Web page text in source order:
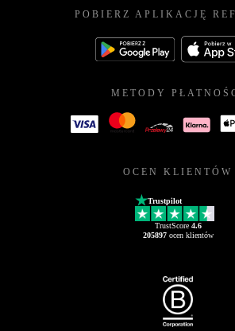
POBIERZ APLIKACJĘ
METODY
OCEN KLIENTÓW
Trustpilot
TrustScore 4.6
205897ocen klientów